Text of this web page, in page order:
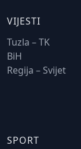
VIJESTI
Tuzla – TK
BiH
Regija – Svijet
SPORT